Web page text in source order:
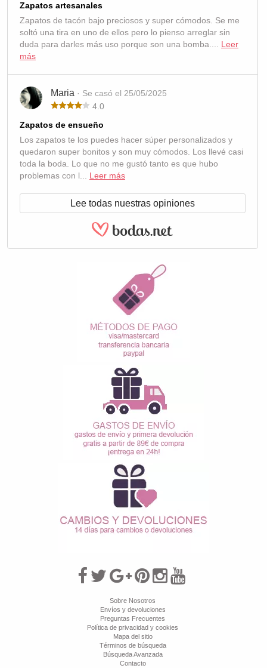
Zapatos artesanales
Zapatos de tacón bajo preciosos y super cómodos. Se me
soltó una tira en uno de ellos pero lo pienso arreglar sin
duda para darles más uso porque son una bomba.... Leer
más
Maria · Se casó el 25/05/2025
4.0
Zapatos de ensueño
Los zapatos te los puedes hacer súper personalizados y
quedaron super bonitos y son muy cómodos. Los llevé casi
toda la boda. Lo que no me gustó tanto es que hubo
problemas con l... Leer más
Lee todas nuestras opiniones
Sobre Nosotros
Envíos y devoluciones
Preguntas Frecuentes
Política de privacidad y cookies
Mapa del sitio
Términos de búsqueda
Búsqueda Avanzada
Contacto